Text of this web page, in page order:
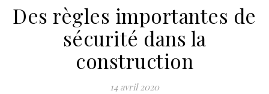
Des règles importantes de
sécurité dans la
construction
14 avril 2020